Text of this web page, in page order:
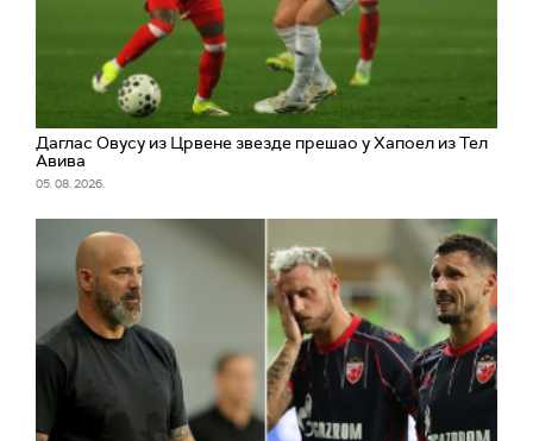
Даглас Овусу из Црвене звезде прешао у Хапоел из Тел
Авива
05. 08. 2026.